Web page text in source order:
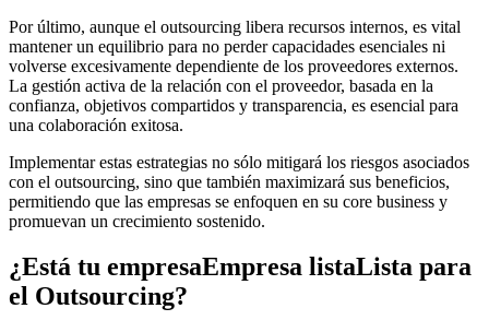
Por último, aunque el outsourcing libera recursos internos, es vital
mantener un equilibrio para no perder capacidades esenciales ni
volverse excesivamente dependiente de los proveedores externos.
La gestión activa de la relación con el proveedor, basada en la
confianza, objetivos compartidos y transparencia, es esencial para
una colaboración exitosa.
Implementar estas estrategias no sólo mitigará los riesgos asociados
con el outsourcing, sino que también maximizará sus beneficios,
permitiendo que las empresas se enfoquen en su core business y
promuevan un crecimiento sostenido.
¿Está tu empresaEmpresa listaLista para
el Outsourcing?